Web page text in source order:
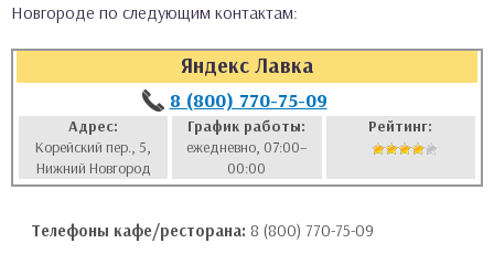
Новгороде по следующим контактам:
Яндекс Лавка
8 (800) 770-75-09
Адрес:
Корейский пер., 5,
Нижний Новгород
График работы:
ежедневно, 07:00–
00:00
Рейтинг:
Телефоны кафе/ресторана: 8 (800) 770-75-09